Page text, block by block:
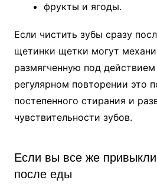
фрукты и ягоды.
Если чистить зубы сразу
щетинки щетки могут
размягченную под
регулярном повторении это
постепенного стирания и
чувствительности зубов.
Если вы все же привыкли
после еды